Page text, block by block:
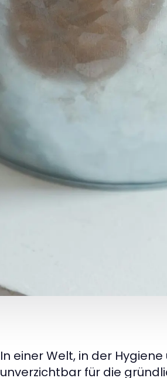
In einer Welt, in der
unverzichtbar für die